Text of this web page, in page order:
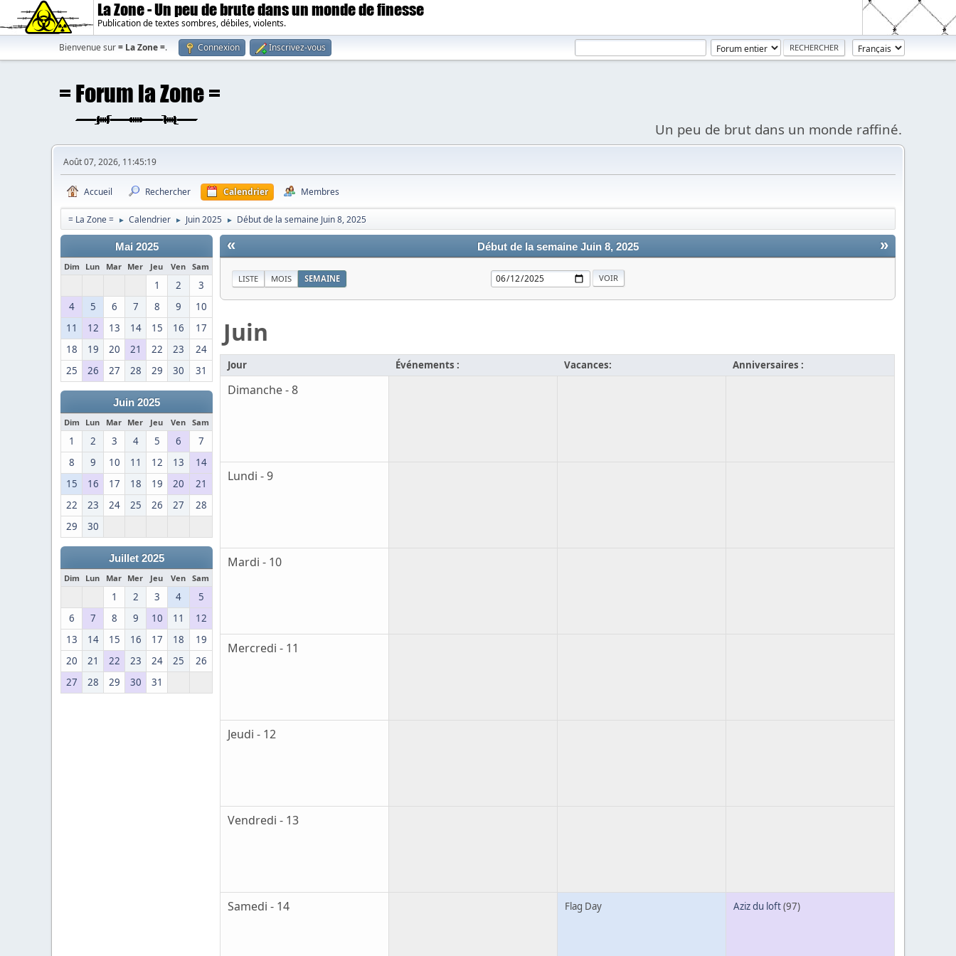
La Zone - Un peu de brute dans un monde de finesse
Publication de textes sombres, débiles, violents.
Bienvenue sur= La Zone =. Connexion Inscrivez-vous
Un peu de brut dans un monde raffiné.
Août 07, 2026, 11:45:19
Accueil Rechercher Calendrier Membres
= La Zone = ► Calendrier ► Juin 2025 ► Début de la semaine Juin 8, 2025
Mai 2025
Dim Lun Mar Mer Jeu Ven Sam
1 2
3
4
5 6 7 8 9
10
11
12 13 14 15 16
17
18
19 20 21 22 23
24
25
26 27 28 29 30 31
Juin 2025
Dim Lun Mar Mer Jeu Ven Sam
1 2 3 4 5 6
7
8
9 10 11 12 13
14
15
16 17 18 19 20
21
22
23 24 25 26 27
28
29
30
Juillet 2025
Dim Lun Mar Mer Jeu Ven Sam
1 2 3 4
5
6
7 8 9 10 11
12
13
14 15 16 17 18
19
20
21 22 23 24 25
26
27
28 29 30 31
« »
Début de la semaine Juin 8, 2025
LISTE MOIS SEMAINE
Juin
Jour Événements : Vacances: Anniversaires :
Dimanche - 8
Lundi - 9
Mardi - 10
Mercredi - 11
Jeudi - 12
Vendredi - 13
Samedi - 14 Flag Day Aziz du loft(97)